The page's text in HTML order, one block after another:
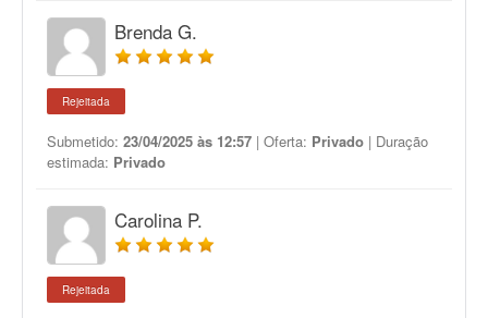
Brenda G.
Rejeitada
Submetido: 23/04/2025 às 12:57 | Oferta: Privado | Duração
estimada: Privado
Carolina P.
Rejeitada